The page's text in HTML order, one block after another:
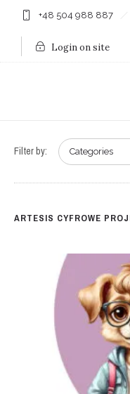
+48 504 988 887
Login on site
Filter by: Categories
ARTESIS CYFROWE